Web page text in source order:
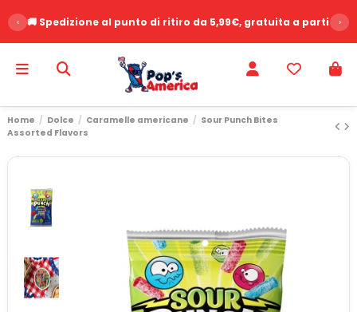
‹ 🚚 Spedizione al punto di ritiro da 5,99€, gratuita a partire›
Home Dolce Caramelle americane
Sour Punch Bites
Assorted Flavors